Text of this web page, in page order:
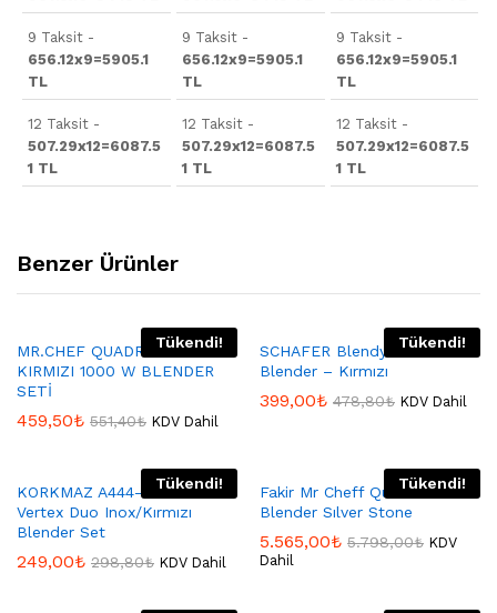
9 Taksit -
656.12x9=5905.1
TL
12 Taksit -
507.29x12=6087.5
1 TL
9 Taksit -
656.12x9=5905.1
TL
12 Taksit -
507.29x12=6087.5
1 TL
9 Taksit -
656.12x9=5905.1
TL
12 Taksit -
507.29x12=6087.5
1 TL
Benzer Ürünler
Tükendi!
MR.CHEF QUADRO ROUGE
KIRMIZI 1000 W BLENDER
SETİ
459,50₺ 551,40₺ KDV Dahil
Tükendi!
SCHAFER Blendy Sürahi
Blender – Kırmızı
399,00₺ 478,80₺ KDV Dahil
Tükendi!
KORKMAZ A444-04 Korkmaz
Vertex Duo Inox/Kırmızı
Blender Set
249,00₺ 298,80₺ KDV Dahil
Tükendi!
Fakir Mr Cheff Quadro
Blender Sılver Stone
5.565,00₺ 5.798,00₺ KDV
Dahil